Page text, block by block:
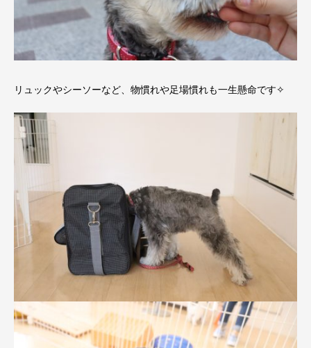
リュックやシーソーなど、物慣れや足場慣れも一生懸命です✧